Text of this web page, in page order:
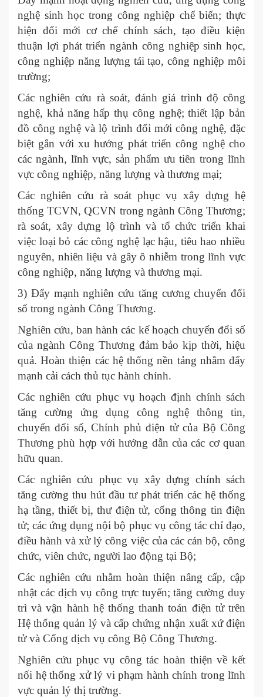
nghệ sinh học trong công nghiệp chế biến; thực
hiện đổi mới cơ chế chính sách, tạo điều kiện
thuận lợi phát triển ngành công nghiệp sinh học,
công nghiệp năng lượng tái tạo, công nghiệp môi
trường;
Các nghiên cứu rà soát, đánh giá trình độ công
nghệ, khả năng hấp thụ công nghệ; thiết lập bản
đồ công nghệ và lộ trình đổi mới công nghệ, đặc
biệt gắn với xu hướng phát triển công nghệ cho
các ngành, lĩnh vực, sản phẩm ưu tiên trong lĩnh
vực công nghiệp, năng lượng và thương mại;
Các nghiên cứu rà soát phục vụ xây dựng hệ
thống TCVN, QCVN trong ngành Công Thương;
rà soát, xây dựng lộ trình và tổ chức triển khai
việc loại bỏ các công nghệ lạc hậu, tiêu hao nhiều
nguyên, nhiên liệu và gây ô nhiễm trong lĩnh vực
công nghiệp, năng lượng và thương mại.
3) Đẩy mạnh nghiên cứu tăng cương chuyển đổi
số trong ngành Công Thương.
Nghiên cứu, ban hành các kế hoạch chuyển đổi số
của ngành Công Thương đảm bảo kịp thời, hiệu
quả. Hoàn thiện các hệ thống nền tảng nhằm đẩy
mạnh cải cách thủ tục hành chính.
Các nghiên cứu phục vụ hoạch định chính sách
tăng cường ứng dụng công nghệ thông tin,
chuyển đổi số, Chính phủ điện tử của Bộ Công
Thương phù hợp với hướng dẫn của các cơ quan
hữu quan.
Các nghiên cứu phục vụ xây dựng chính sách
tăng cường thu hút đầu tư phát triển các hệ thống
hạ tầng, thiết bị, thư điện tử, cổng thông tin điện
tử; các ứng dụng nội bộ phục vụ công tác chỉ đạo,
điều hành và xử lý công việc của các cán bộ, công
chức, viên chức, người lao động tại Bộ;
Các nghiên cứu nhằm hoàn thiện nâng cấp, cập
nhật các dịch vụ công trực tuyến; tăng cường duy
trì và vận hành hệ thống thanh toán điện tử trên
Hệ thống quản lý và cấp chứng nhận xuất xứ điện
tử và Cổng dịch vụ công Bộ Công Thương.
Nghiên cứu phục vụ công tác hoàn thiện về kết
nối hệ thống xử lý vi phạm hành chính trong lĩnh
vực quản lý thị trường.